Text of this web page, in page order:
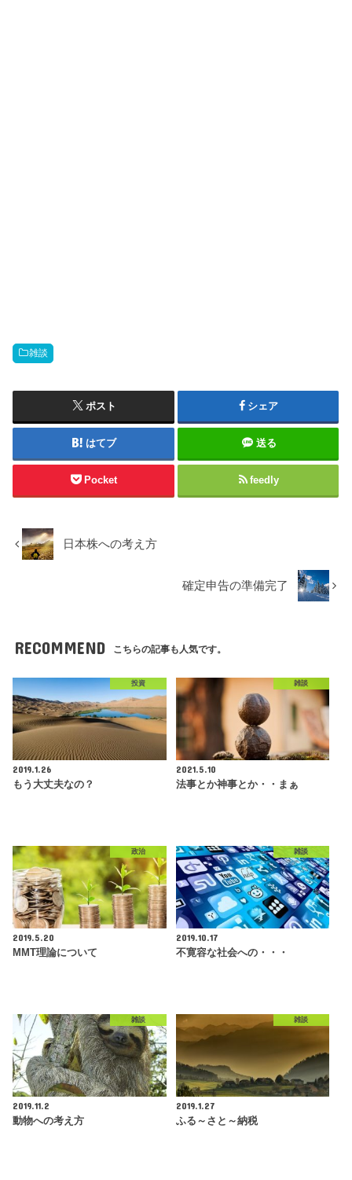
雑談
ポスト シェア
はてブ 送る
Pocket feedly
日本株への考え方
確定申告の準備完了
RECOMMEND こちらの記事も人気です。
投資
2019.1.26
もう大丈夫なの？
雑談
2021.5.10
法事とか神事とか・・まぁ
政治
2019.5.20
MMT理論について
雑談
2019.10.17
不寛容な社会への・・・
雑談
2019.11.2
動物への考え方
雑談
2019.1.27
ふる～さと～納税